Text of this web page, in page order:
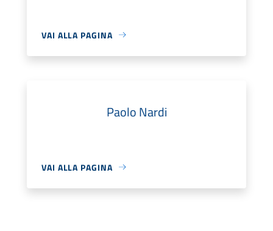
VAI ALLA PAGINA
Paolo Nardi
VAI ALLA PAGINA